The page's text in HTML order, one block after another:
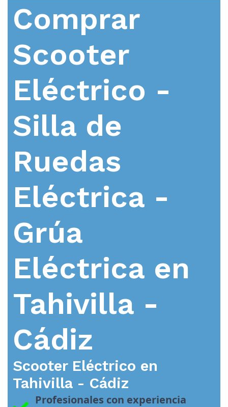
Comprar
Scooter
Eléctrico -
Silla de
Ruedas
Eléctrica -
Grúa
Eléctrica en
Tahivilla -
Cádiz
Scooter Eléctrico en
Tahivilla - Cádiz
Profesionales con experiencia